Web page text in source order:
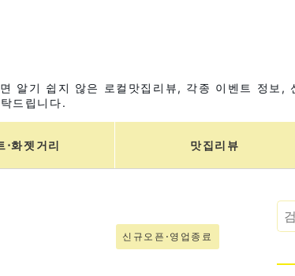
알기 쉽지 않은 로컬맛집리뷰, 각종 이벤트 정보,
드립니다.
⋅화젯거리 맛집리뷰
신규오픈⋅영업종료